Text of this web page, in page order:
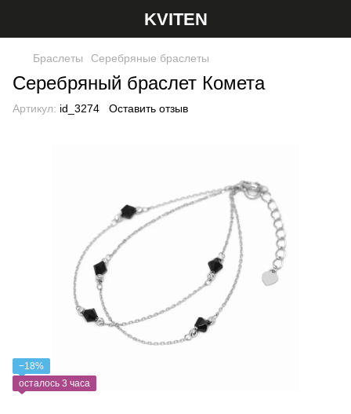
KVITEN
Браслеты Серебряные браслеты
Серебряный браслет Комета
Артикул: id_3274 Оставить отзыв
−18%
осталось 3 часа